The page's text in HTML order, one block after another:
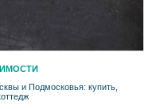
и Подмосковья: купить,